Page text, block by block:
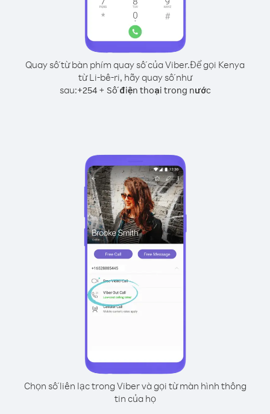
Quay số từ bàn phím quay số của Viber.Để gọi Kenya
từ Li-bê-ri, hãy quay số như
sau:+254+ Số điện thoại trong nước
Chọn số liên lạc trong Viber và gọi từ màn hình thông
tin của họ